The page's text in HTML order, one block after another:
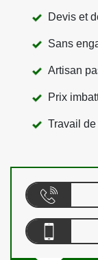
Devis et
Sans
Artisan
Prix
Travail